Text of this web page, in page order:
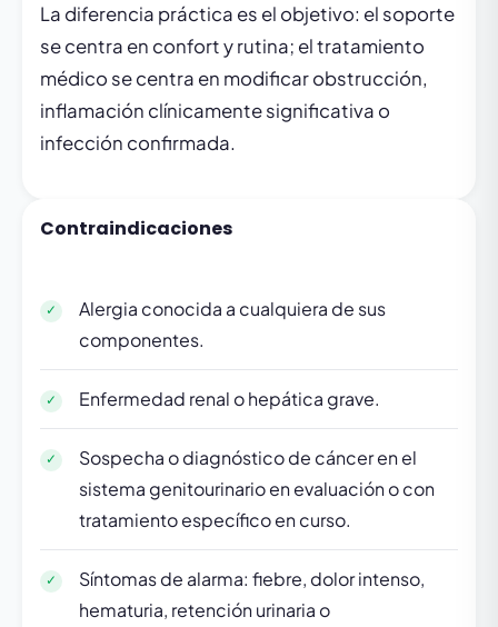
La diferencia práctica es el objetivo: el soporte
se centra en confort y rutina; el tratamiento
médico se centra en modificar obstrucción,
inflamación clínicamente significativa o
infección confirmada.
Contraindicaciones
Alergia conocida a cualquiera de sus
componentes.
Enfermedad renal o hepática grave.
Sospecha o diagnóstico de cáncer en el
sistema genitourinario en evaluación o con
tratamiento específico en curso.
Síntomas de alarma: fiebre, dolor intenso,
hematuria, retención urinaria o